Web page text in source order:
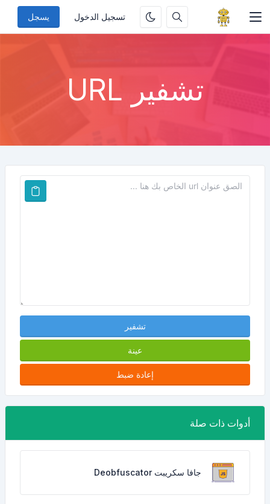
تسجيل الدخول يسجل
تشفير URL
تشفير
عينة
إعادة ضبط
أدوات ذات صلة
جافا سكريبت Deobfuscator